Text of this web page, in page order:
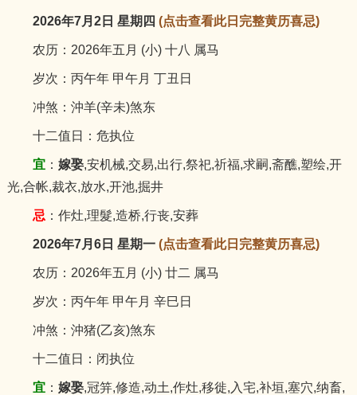
2026年7月2日 星期四 (点击查看此日完整黄历喜忌)
农历：2026年五月 (小) 十八 属马
岁次：丙午年 甲午月 丁丑日
冲煞：沖羊(辛未)煞东
十二值日：危执位
宜： 嫁娶,安机械,交易,出行,祭祀,祈福,求嗣,斋醮,塑绘,开
光,合帐,裁衣,放水,开池,掘井
忌 ：作灶,理髮,造桥,行丧,安葬
2026年7月6日 星期一 (点击查看此日完整黄历喜忌)
农历：2026年五月 (小) 廿二 属马
岁次：丙午年 甲午月 辛巳日
冲煞：沖猪(乙亥)煞东
十二值日：闭执位
宜： 嫁娶,冠笄,修造,动土,作灶,移徙,入宅,补垣,塞穴,纳畜,